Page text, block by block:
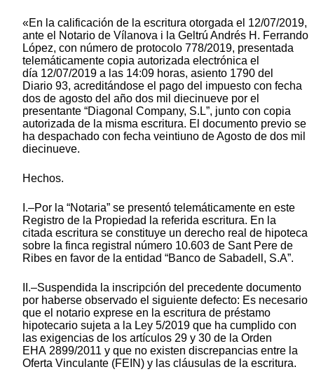
«En la calificación de la escritura otorgada el 12/07/2019,
ante el Notario de Vílanova i la Geltrú Andrés H. Ferrando
López, con número de protocolo 778/2019, presentada
telemáticamente copia autorizada electrónica el
día 12/07/2019 a las 14:09 horas, asiento 1790 del
Diario 93, acreditándose el pago del impuesto con fecha
dos de agosto del año dos mil diecinueve por el
presentante “Diagonal Company, S.L”, junto con copia
autorizada de la misma escritura. El documento previo se
ha despachado con fecha veintiuno de Agosto de dos mil
diecinueve.
Hechos.
I.–Por la “Notaria” se presentó telemáticamente en este
Registro de la Propiedad la referida escritura. En la
citada escritura se constituye un derecho real de hipoteca
sobre la finca registral número 10.603 de Sant Pere de
Ribes en favor de la entidad “Banco de Sabadell, S.A”.
II.–Suspendida la inscripción del precedente documento
por haberse observado el siguiente defecto: Es necesario
que el notario exprese en la escritura de préstamo
hipotecario sujeta a la Ley 5/2019 que ha cumplido con
las exigencias de los artículos 29 y 30 de la Orden
EHA 2899/2011 y que no existen discrepancias entre la
Oferta Vinculante (FEIN) y las cláusulas de la escritura.